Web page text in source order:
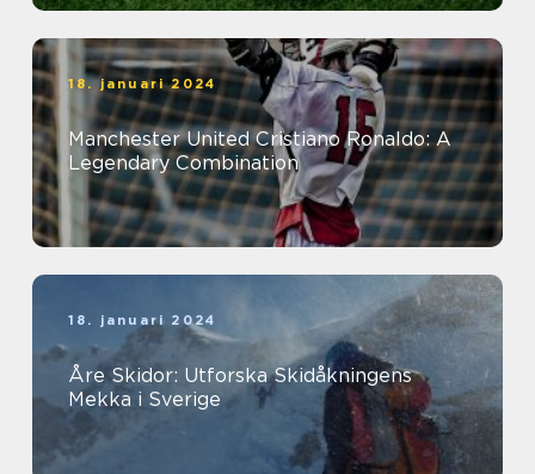
18. januari 2024
Manchester United Cristiano Ronaldo: A
Legendary Combination
18. januari 2024
Åre Skidor: Utforska Skidåkningens
Mekka i Sverige